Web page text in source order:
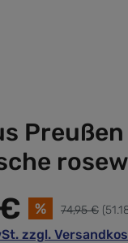
% 74,95 €
zzgl.